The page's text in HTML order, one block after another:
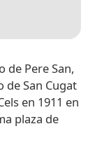
de Pere San,
San Cugat
en 1911 en
plaza de